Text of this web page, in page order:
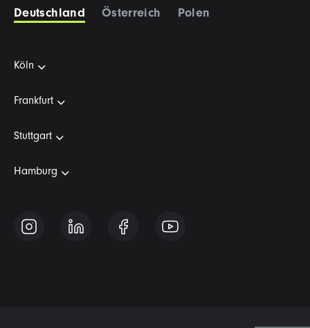
Deutschland Österreich Polen
Köln
Frankfurt
Stuttgart
Hamburg